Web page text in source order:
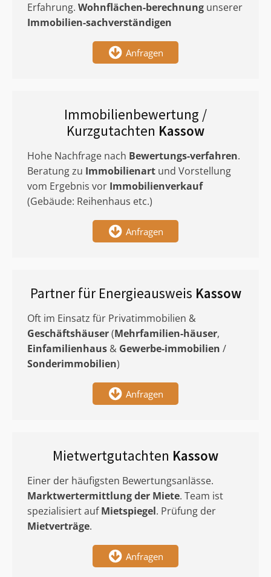
Erfahrung. Wohnflächen-berechnung unserer
Immobilien-sachverständigen
Anfragen
Immobilienbewertung /
Kurzgutachten Kassow
Hohe Nachfrage nach Bewertungs-verfahren.
Beratung zu Immobilienart und Vorstellung
vom Ergebnis vor Immobilienverkauf
(Gebäude: Reihenhaus etc.)
Anfragen
Partner für Energieausweis Kassow
Oft im Einsatz für Privatimmobilien &
Geschäftshäuser(Mehrfamilien-häuser,
Einfamilienhaus & Gewerbe-immobilien /
Sonderimmobilien)
Anfragen
Mietwertgutachten Kassow
Einer der häufigsten Bewertungsanlässe.
Marktwertermittlungder Miete. Team ist
spezialisiert aufMietspiegel. Prüfung der
Mietverträge.
Anfragen